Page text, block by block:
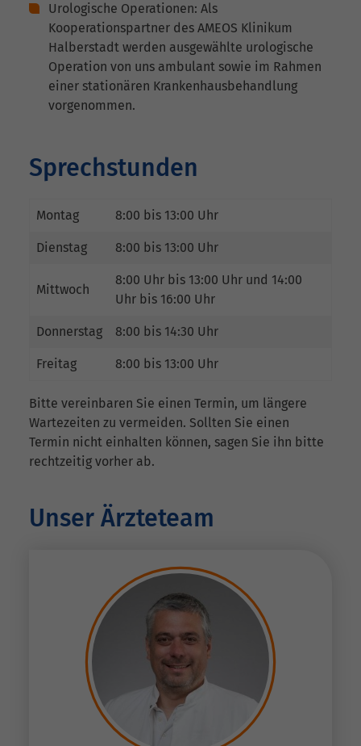
Urologische Operationen: Als
Kooperationspartner des AMEOS Klinikum
Halberstadt werden ausgewählte urologische
Operation von uns ambulant sowie im Rahmen
einer stationären Krankenhausbehandlung
vorgenommen.
Sprechstunden
Montag 8:00 bis 13:00 Uhr
Dienstag 8:00 bis 13:00 Uhr
Mittwoch
8:00 Uhr bis 13:00 Uhr und 14:00
Uhr bis 16:00 Uhr
Donnerstag 8:00 bis 14:30 Uhr
Freitag 8:00 bis 13:00 Uhr
Bitte vereinbaren Sie einen Termin, um längere
Wartezeiten zu vermeiden. Sollten Sie einen
Termin nicht einhalten können, sagen Sie ihn bitte
rechtzeitig vorher ab.
Unser Ärzteteam